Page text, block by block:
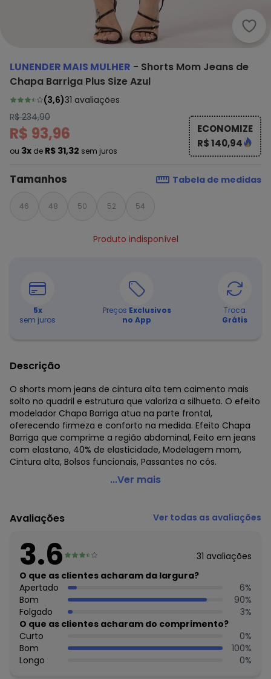
LUNENDER MAIS MULHER - Shorts Mom Jeans de
Chapa Barriga Plus Size Azul
(3,6)31 avaliações
R$ 234,90
R$ 93,96
ou 3x de R$ 31,32 sem juros
ECONOMIZE
R$ 140,94
Tamanhos Tabela de medidas
46 48 50 52 54
Produto indisponível
5x
sem juros
Preços Exclusivos
no App
Troca
Grátis
Descrição
O shorts mom jeans de cintura alta tem caimento mais
solto no quadril e estrutura que valoriza a silhueta. O efeito
modelador Chapa Barriga atua na parte frontal,
oferecendo firmeza e conforto na medida. Efeito Chapa
Barriga que comprime a região abdominal, Feito em jeans
com elastano, 40% de elasticidade, Modelagem mom,
Cintura alta, Bolsos funcionais, Passantes no cós.
Lunender Mais Mulher - Shorts Mom Jeans de Chapa
Código do produto: 7963497
Fornecedor: LUNELLI TEXTIL NORDESTE LTDA / CNPJ
Feito: Brasil
Cuidados para conservação do produto: Lavagem a mão;
Não alvejar; Não secar em tambor; Secagem em varal à
sombra; Não passar; Não limpar a seco; Limpeza a úmido
profissional; Processo suave;
Tecido: Algodão
Composição: Parte externa 72% algodão 26% poliéster 2%
elastano, forro de bolso 61% algodão 39% poliéster
Histórico de preços
...Ver mais
Avaliações Ver todas as avaliações
3.6 31 avaliações
O que as clientes acharam da largura?
Apertado
6%
Bom
90%
Folgado
3%
O que as clientes acharam do comprimento?
Curto
0%
Bom
100%
Longo
0%